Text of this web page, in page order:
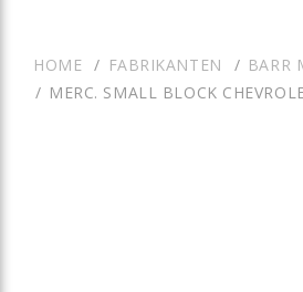
HOME FABRIKANTEN
BARR
MERC. SMALL BLOCK